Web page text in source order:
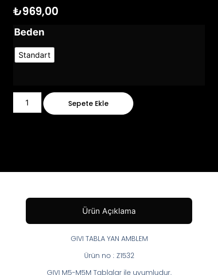
₺969,00
Beden
Standart
Sepete Ekle
Ürün Açıklama
GIVI TABLA YAN AMBLEM
Ürün no : Z1532
GIVI M5-M5M Tablalar ile uyumludur.